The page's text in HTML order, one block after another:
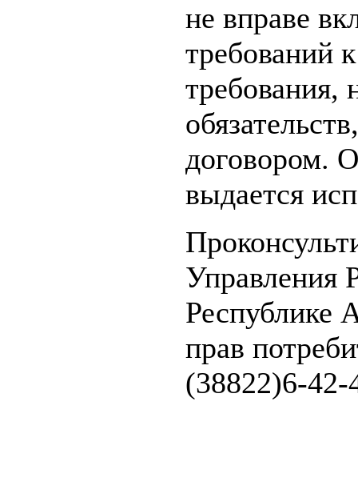
не вправе
требований
требования,
договором.
выдается
Управления
Республике
прав
(38822)6-42-